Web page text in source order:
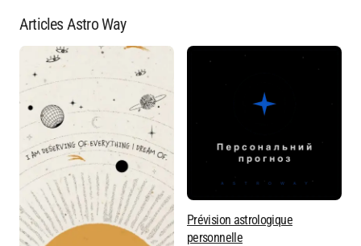
Articles Astro Way
Prévision astrologique
personnelle